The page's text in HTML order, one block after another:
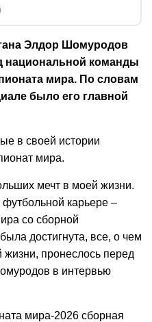
Элдор Шомуродов
национальной команды
мира. По словам
было его главной
в своей истории
мира.
мечт в моей жизни.
карьере –
со сборной
достигнута, все, о чем
пронеслось перед
в интервью
мира-2026 сборная